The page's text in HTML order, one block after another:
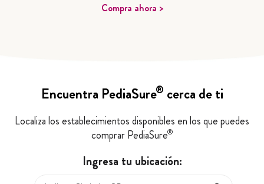
Compra ahora >
Encuentra PediaSure® cerca de ti
Localiza los establecimientos disponibles en los que puedes
comprar PediaSure®
Ingresa tu ubicación: